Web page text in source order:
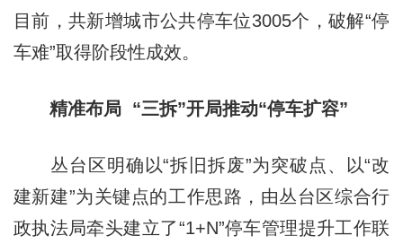
目前，共新增城市公共停车位3005个，破解“停
车难”取得阶段性成效。
精准布局 “三拆”开局推动“停车扩容”
丛台区明确以“拆旧拆废”为突破点、以“改
建新建”为关键点的工作思路，由丛台区综合行
政执法局牵头建立了“1+N”停车管理提升工作联